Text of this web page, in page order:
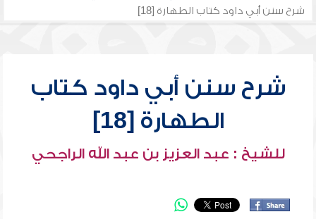
شرح سنن أبي داود كتاب الطهارة [18]
شرح سنن أبي داود كتاب
الطهارة [18]
للشيخ : عبد العزيز بن عبد الله الراجحي